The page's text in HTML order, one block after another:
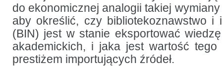
do ekonomicznej analogii takiej wymiany
aby określić, czy bibliotekoznawstwo i
(BIN) jest w stanie eksportować
akademickich, i jaka jest wartość tego
prestiżem importujących źródeł.